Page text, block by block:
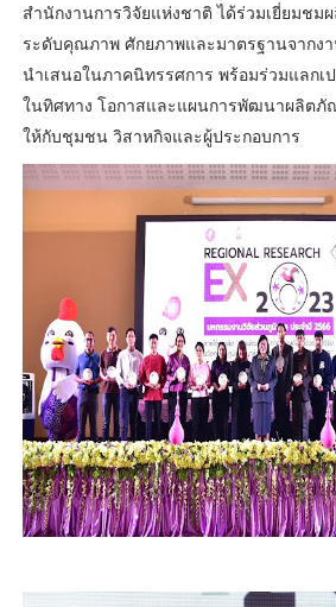
สำนักงานการวิจัยแห่งชาติ ได้ร่วมเยี่ยมช
ระดับคุณภาพ ศักยภาพและมาตรฐานจากง
นำเสนอในภาคนิทรรศการ พร้อมร่วมแลกเ
ในทิศทาง โอกาสและแผนการพัฒนาผลิตภั
ให้กับชุมชน วิสาหกิจและผู้ประกอบการ